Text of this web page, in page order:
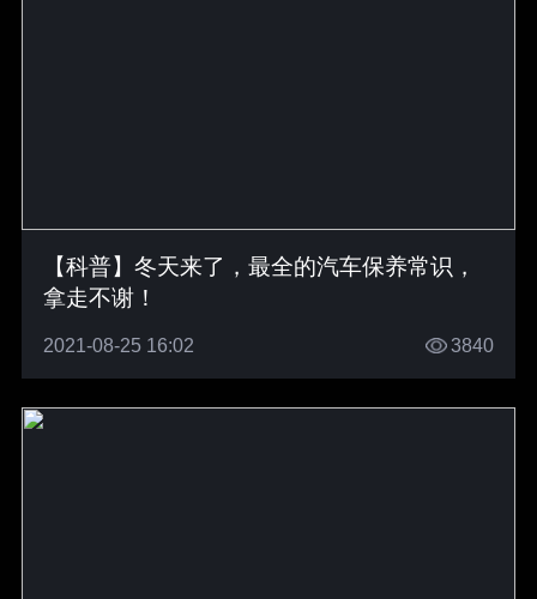
【科普】冬天来了，最全的汽车保养常识，
拿走不谢！
2021-08-25 16:02 3840